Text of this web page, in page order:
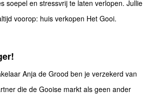
soepel en stressvrij te laten verlopen. Jullie
voorop: huis verkopen Het Gooi.
Anja de Grood ben je verzekerd van
die de Gooise markt als geen ander